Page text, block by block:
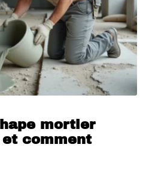
mortier
comment